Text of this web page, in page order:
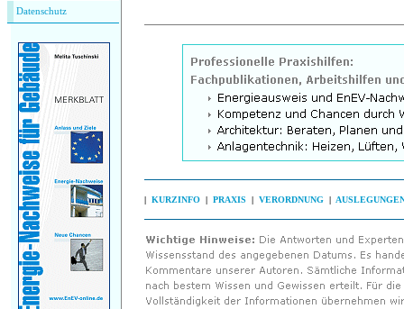
Datenschutz
| KURZINFO | PRAXIS | VERORDNUNG |